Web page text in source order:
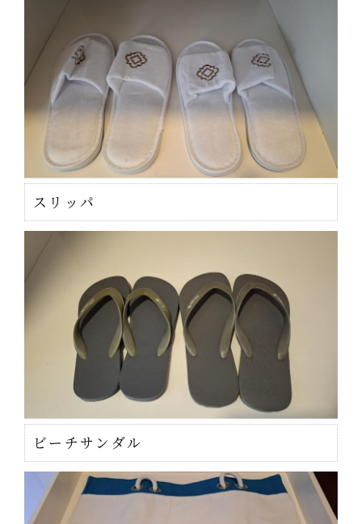
スリッパ
ビーチサンダル